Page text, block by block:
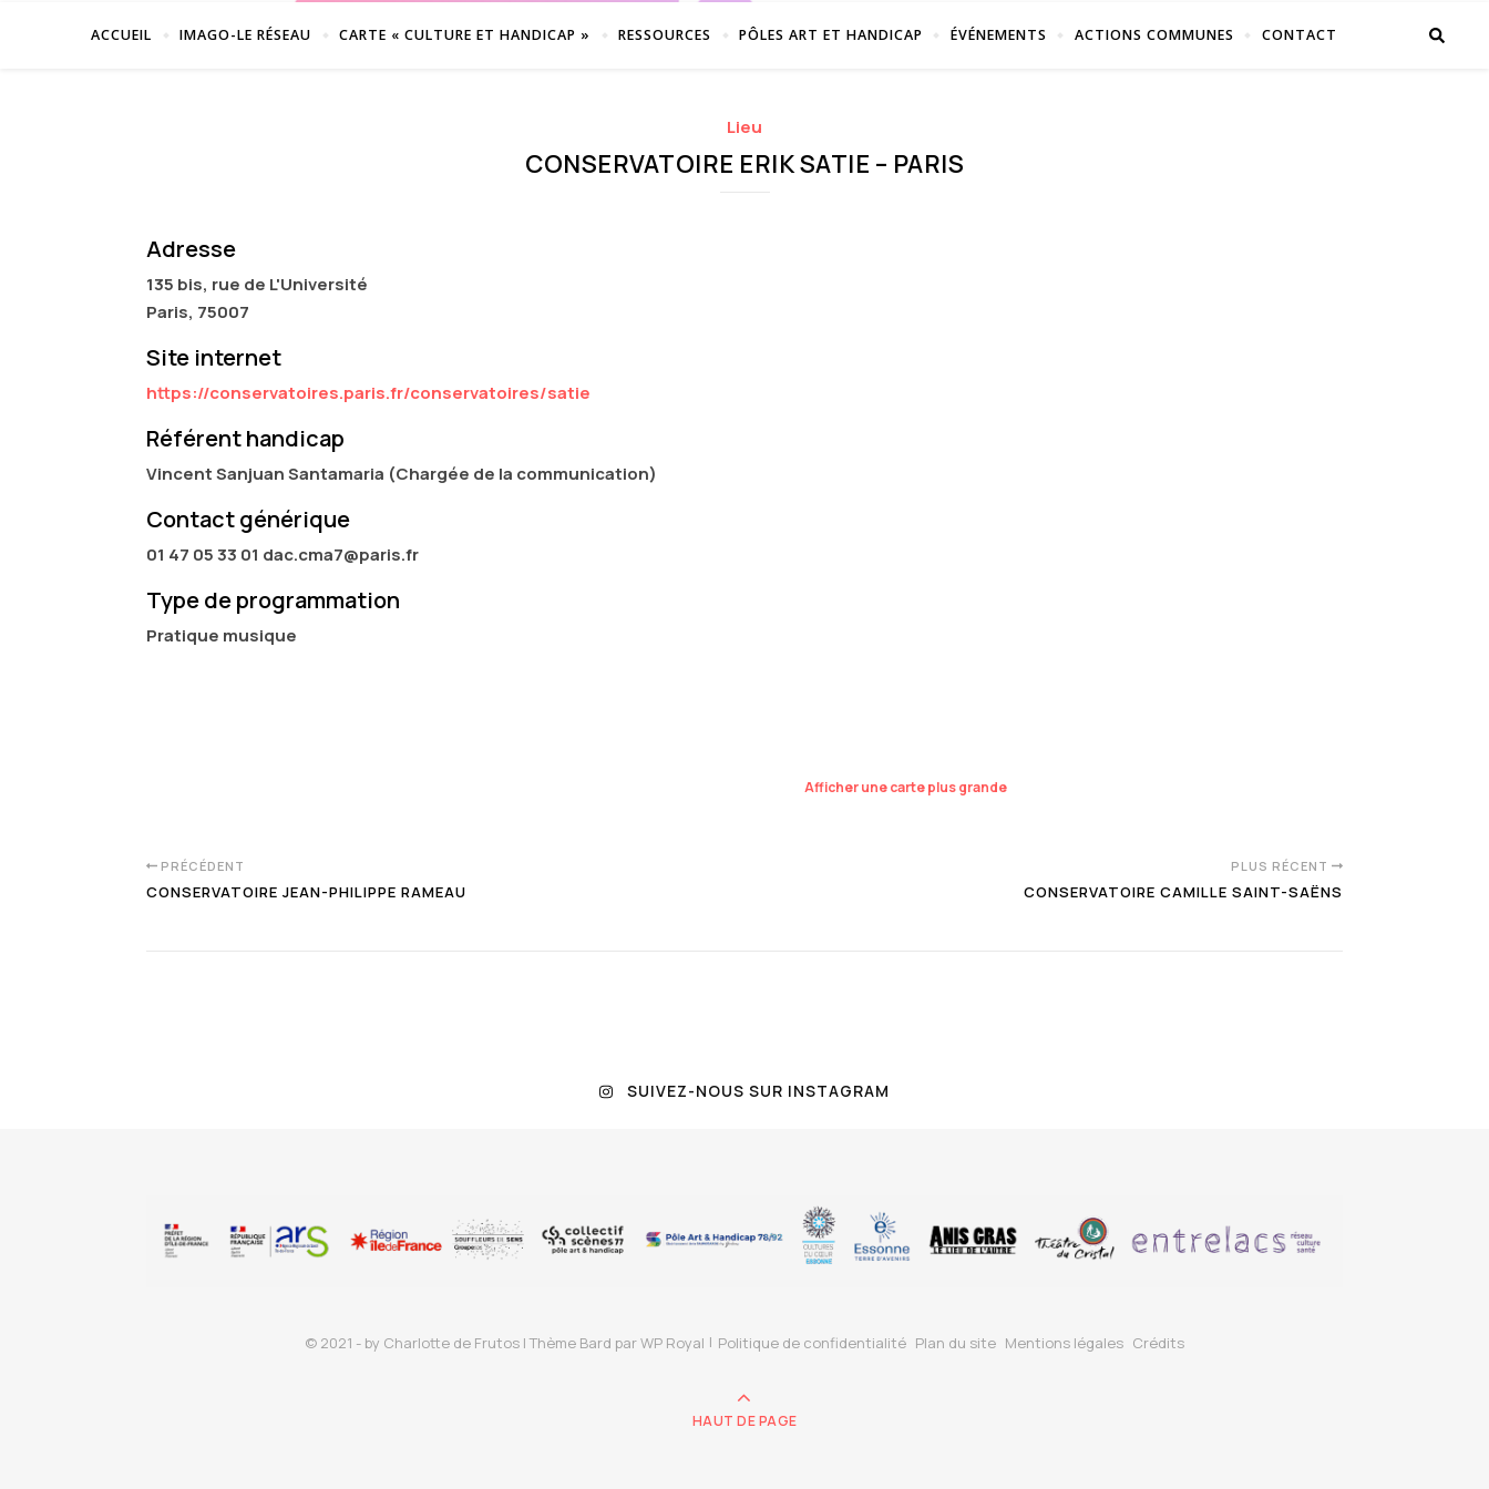
ACCUEIL IMAGO-LE RÉSEAU CARTE « CULTURE ET HANDICAP » RESSOURCES PÔLES ART ET HANDICAP ÉVÉNEMENTS ACTIONS COMMUNES CONTACT
Lieu
CONSERVATOIRE ERIK SATIE – PARIS
Adresse
135 bis, rue de L'Université
Paris, 75007
Site internet
https://conservatoires.paris.fr/conservatoires/satie
Référent handicap
Vincent Sanjuan Santamaria (Chargée de la communication)
Contact générique
01 47 05 33 01 dac.cma7@paris.fr
Type de programmation
Pratique musique
Afficher une carte plus grande
PRÉCÉDENT
CONSERVATOIRE JEAN-PHILIPPE RAMEAU
PLUS RÉCENT
CONSERVATOIRE CAMILLE SAINT-SAËNS
SUIVEZ-NOUS SUR INSTAGRAM
© 2021 - by Charlotte de Frutos |Thème Bard parWP Royal Politique de confidentialité Plan du site Mentions légales Crédits
HAUT DE PAGE